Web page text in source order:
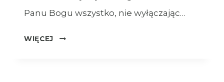
Panu Bogu wszystko, nie wyłączając…
WIĘCEJ
OGŁOSZENIA